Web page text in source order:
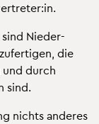
sind Nie­der­
die
durch
sind.
nichts an­de­res